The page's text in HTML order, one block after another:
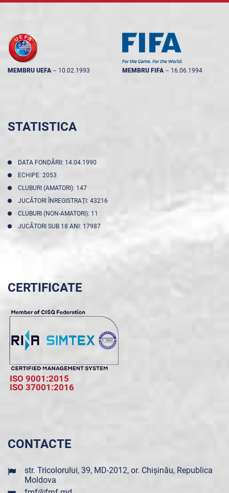
MEMBRU UEFA -- 10.02.1993 MEMBRU FIFA -- 16.06.1994
STATISTICA
DATA FONDĂRII: 14.04.1990
ECHIPE: 2053
CLUBURI (AMATORI): 147
JUCĂTORI ÎNREGISTRAŢI: 43216
CLUBURI (NON-AMATORI): 11
JUCĂTORI SUB 18 ANI: 17987
CERTIFICATE
ISO 9001:2015
ISO 37001:2016
CONTACTE
str. Tricolorului, 39, MD-2012, or. Chișinău, Republica
Moldova